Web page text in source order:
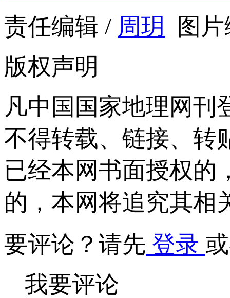
责任编辑 / 周玥
图
版权声明
凡中国国家地理网刊
不得转载、链接、转
已经本网书面授权的
的，本网将追究其相
要评论？请先 登录
我要评论